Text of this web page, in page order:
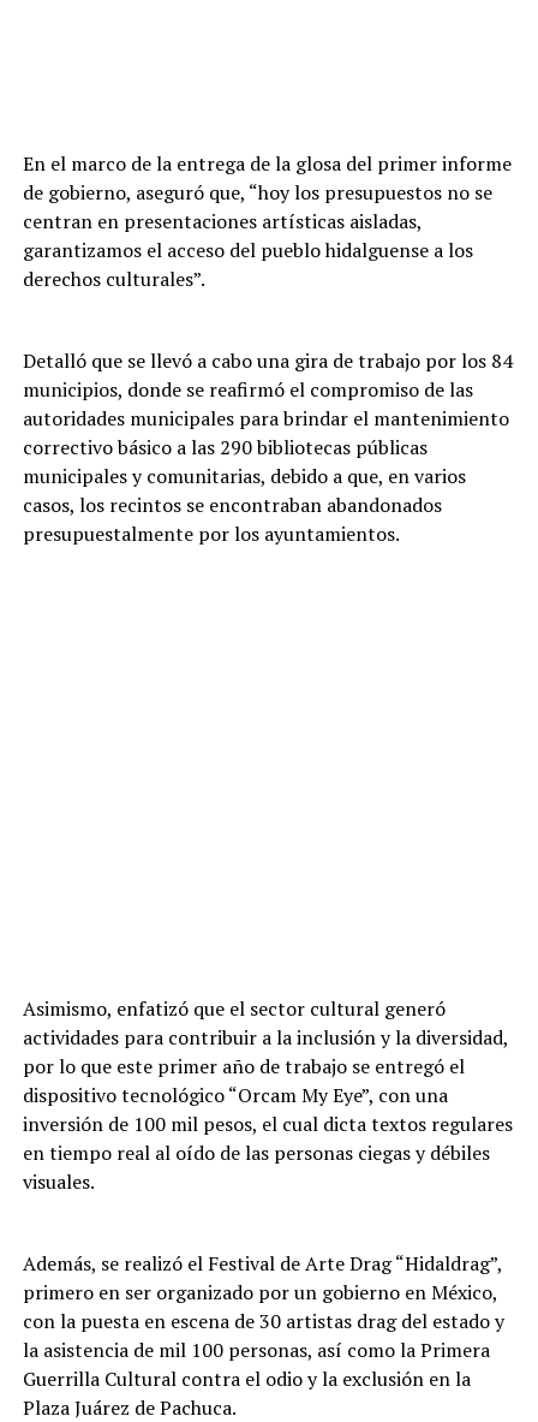
En el marco de la entrega de la glosa del primer informe
de gobierno, aseguró que, “hoy los presupuestos no se
centran en presentaciones artísticas aisladas,
garantizamos el acceso del pueblo hidalguense a los
derechos culturales”.
Detalló que se llevó a cabo una gira de trabajo por los 84
municipios, donde se reafirmó el compromiso de las
autoridades municipales para brindar el mantenimiento
correctivo básico a las 290 bibliotecas públicas
municipales y comunitarias, debido a que, en varios
casos, los recintos se encontraban abandonados
presupuestalmente por los ayuntamientos.
Asimismo, enfatizó que el sector cultural generó
actividades para contribuir a la inclusión y la diversidad,
por lo que este primer año de trabajo se entregó el
dispositivo tecnológico “Orcam My Eye”, con una
inversión de 100 mil pesos, el cual dicta textos regulares
en tiempo real al oído de las personas ciegas y débiles
visuales.
Además, se realizó el Festival de Arte Drag “Hidaldrag”,
primero en ser organizado por un gobierno en México,
con la puesta en escena de 30 artistas drag del estado y
la asistencia de mil 100 personas, así como la Primera
Guerrilla Cultural contra el odio y la exclusión en la
Plaza Juárez de Pachuca.